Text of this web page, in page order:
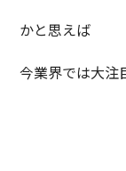
かと思えば
今業界では大注